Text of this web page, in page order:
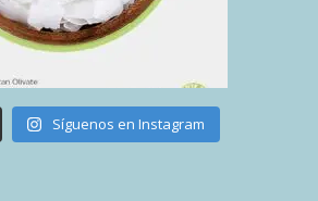
Síguenos en Instagram